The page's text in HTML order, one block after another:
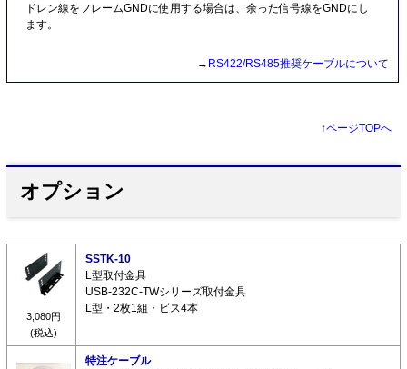
ドレン線をフレームGNDに使用する場合は、余った信号線をGNDにし
ます。
→ RS422/RS485推奨ケーブルについて
↑ページTOPへ
オプション
3,080円
(税込)
SSTK-10
L型取付金具
USB-232C-TWシリーズ取付金具
L型・2枚1組・ビス4本
特注ケーブル